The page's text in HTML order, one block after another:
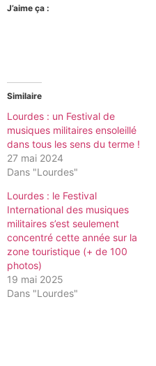
J’aime ça :
Similaire
Lourdes : un Festival de
musiques militaires ensoleillé
dans tous les sens du terme !
27 mai 2024
Dans "Lourdes"
Lourdes : le Festival
International des musiques
militaires s’est seulement
concentré cette année sur la
zone touristique (+ de 100
photos)
19 mai 2025
Dans "Lourdes"